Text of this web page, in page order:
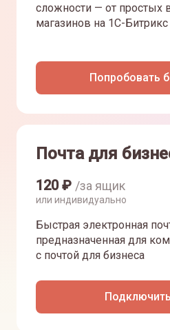
сложности — от простых
магазинов на 1С-Битрикс
Попробовать
Почта для
120₽ /за ящик
или индивидуально
Быстрая электронная
предназначенная для
с почтой для бизнеса